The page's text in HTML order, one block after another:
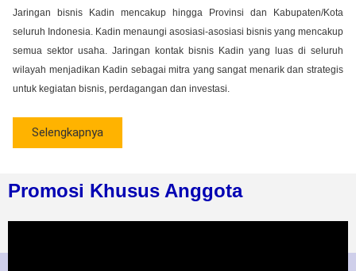
Jaringan bisnis Kadin mencakup hingga Provinsi dan Kabupaten/Kota
seluruh Indonesia. Kadin menaungi asosiasi-asosiasi bisnis yang mencakup
semua sektor usaha. Jaringan kontak bisnis Kadin yang luas di seluruh
wilayah menjadikan Kadin sebagai mitra yang sangat menarik dan strategis
untuk kegiatan bisnis, perdagangan dan investasi.
Selengkapnya
Promosi Khusus Anggota